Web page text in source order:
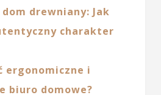
drewniany: Jak
charakter
ergonomiczne i
biuro domowe?